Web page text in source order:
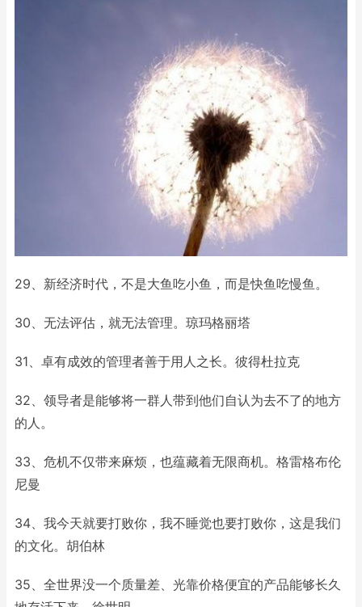
29、新经济时代，不是大鱼吃小鱼，而是快鱼吃慢鱼。
30、无法评估，就无法管理。琼玛格丽塔
31、卓有成效的管理者善于用人之长。彼得杜拉克
32、领导者是能够将一群人带到他们自认为去不了的地方
的人。
33、危机不仅带来麻烦，也蕴藏着无限商机。格雷格布伦
尼曼
34、我今天就要打败你，我不睡觉也要打败你，这是我们
的文化。胡伯林
35、全世界没一个质量差、光靠价格便宜的产品能够长久